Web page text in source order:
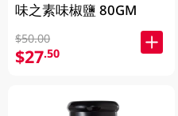
味之素味椒鹽 80GM
$50.00
$27.50